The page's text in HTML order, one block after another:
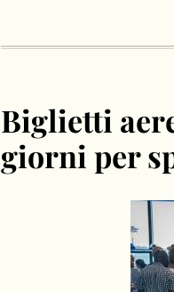
Biglietti
giorni per